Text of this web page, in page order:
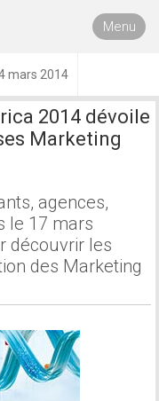
Menu
mars 2014
2014 dévoile
Marketing
agences,
le 17 mars
découvrir les
des Marketing